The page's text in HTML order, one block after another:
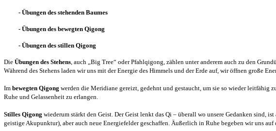
- Übungen des stehenden Baumes
- Übungen des bewegten Qigong
- Übungen des stillen Qigong
Die Übungen des Stehens , auch „Big Tree“ oder Pfahlqigong, zählen unter anderem auch zu den
Während des Stehens laden wir uns mit der Energie des Himmels und der Erde auf, wir öffnen große
Im bewegten Qigong werden die Meridiane gereizt, gedehnt und gestaucht, um sie so wieder
Ruhe und Gelassenheit zu erlangen.
Stilles Qigong wiederum stärkt den Geist. Der Geist lenkt das Qi – überall wo unsere Gedanken sind,
geistige Akupunktur), aber auch neue Energiefelder geschaffen. Äußerlich in Ruhe begeben wir uns auf